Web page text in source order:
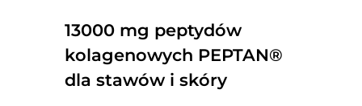
13000 mg peptydów
kolagenowych PEPTAN®
dla stawów i skóry